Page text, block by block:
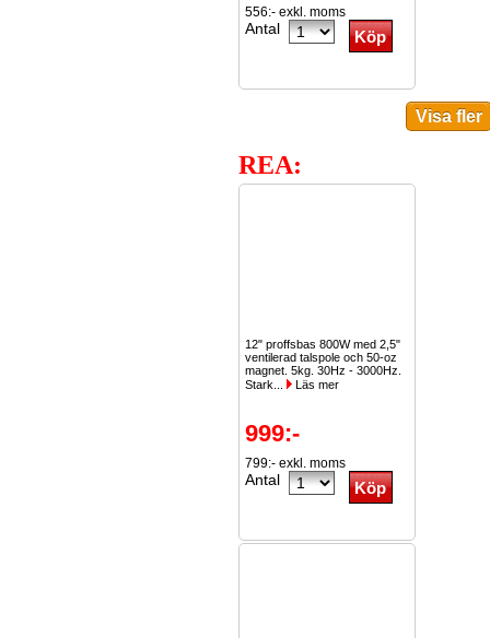
556:- exkl. moms
Antal
REA:
12" proffsbas 800W med 2,5"
ventilerad talspole och 50-oz
magnet. 5kg. 30Hz - 3000Hz.
Stark...
Läs mer
999:-
799:- exkl. moms
Antal